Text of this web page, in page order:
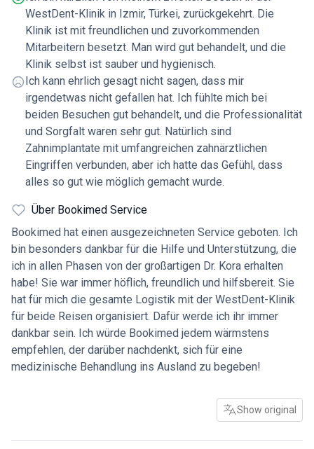
Osseointegration der Implantate zu unterstützen. Im Januar
2026 kehrte ich für die letzte Behandlungsphase und den
Einsatz von 24 Zirkoniumkronen zurück. Dazu mussten die
Implantate freigelegt werden. Die Heilungskappen der
Implantate wurden entfernt und provisorische Abutments
eingesetzt, damit Abdrücke von meinem Zahnfleisch, Ober-
und Unterkiefer genommen werden konnten. So passen die
Implantate perfekt, wenn meine neuen Zähne mit Hilfe von
CAD entworfen wurden. Die Abutments wurden dann
entfernt und die Heilungskappen wieder auf die Implantate
gesetzt. Am nächsten Tag wurden meine permanenten
Abutments eingesetzt und ich erhielt einige provisorische
herausgenommen werden konnten. Sie bestanden aus
einem unangenehm schmeckenden Material namens
PMMA. Aber sie gaben mir eine gute Vorstellung vom
Endergebnis, auch wenn sie eine graue Farbe hatten. Am
letzten Tag wurden meine permanenten Zähne vor dem
endgültigen Einsetzen gründlich auf Bissanpassung,
Lücken, Abstände, Ausrichtung usw. überprüft. Mein zweiter
Besuch dauerte fünf Tage, wobei ich jeden Tag in die Klinik
kam und gegen Ende einige längere Tage hatte. Aber ich bin
positive Reaktionen und Kommentare zu meinen neuen
Zähnen erhalten, insbesondere dazu, wie natürlich und echt
sie aussehen. Aber ich muss mich ganz herzlich bei meiner
WestDent-Klinik in Izmir, Türkei, zurückgekehrt. Die
Klinik ist mit freundlichen und zuvorkommenden
Mitarbeitern besetzt. Man wird gut behandelt, und die
Klinik selbst ist sauber und hygienisch.
Ich kann ehrlich gesagt nicht sagen, dass mir
irgendetwas nicht gefallen hat. Ich fühlte mich bei
beiden Besuchen gut behandelt, und die Professionalität
und Sorgfalt waren sehr gut. Natürlich sind
Zahnimplantate mit umfangreichen zahnärztlichen
Eingriffen verbunden, aber ich hatte das Gefühl, dass
alles so gut wie möglich gemacht wurde.
Über Bookimed Service
Bookimed hat einen ausgezeichneten Service geboten. Ich
bin besonders dankbar für die Hilfe und Unterstützung, die
ich in allen Phasen von der großartigen Dr. Kora erhalten
habe! Sie war immer höflich, freundlich und hilfsbereit. Sie
hat für mich die gesamte Logistik mit der WestDent-Klinik
für beide Reisen organisiert. Dafür werde ich ihr immer
dankbar sein. Ich würde Bookimed jedem wärmstens
empfehlen, der darüber nachdenkt, sich für eine
medizinische Behandlung ins Ausland zu begeben!
Show original